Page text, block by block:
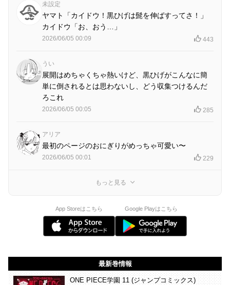
未設定
ヤマト「カイドウ！黒ひげは髭を伸ばすってさ！」
カイドウ「お、おう…」
2026/06/05 00:09 443
うい
展開はめちゃくちゃ熱いけど、黒ひげがこんなに簡
単に倒されるとは思わないし、どう収集つけるんだ
ろこれ
2026/06/05 00:05 285
アリア
最初のページのおにぎりがめっちゃ可愛い〜
2026/06/05 00:01 229
もっと見る
App Storeはこちら Google Playはこちら
最新巻情報
ONE PIECE学園 11 (ジャンプコミックス)